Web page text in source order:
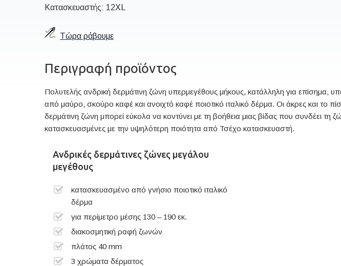
Κατασκευαστής: 12XL
Τώρα ράβουμε
Περιγραφή προϊόντος
Πολυτελής ανδρική δερμάτινη ζώνη υπερμεγέθους μήκους, κατάλληλη για επίσημα,
από μαύρο, σκούρο καφέ και ανοιχτό καφέ ποιοτικό ιταλικό δέρμα. Οι άκρες και το
δερμάτινη ζώνη μπορεί εύκολα να κοντύνει με τη βοήθεια μιας βίδας που συνδέει τη
κατασκευασμένες με την υψηλότερη ποιότητα από Τσέχο κατασκευαστή.
Ανδρικές δερμάτινες ζώνες μεγάλου
μεγέθους
κατασκευασμένο από γνήσιο ποιοτικό ιταλικό
δέρμα
για περίμετρο μέσης 130 – 190 εκ.
διακοσμητική ραφή ζωνών
πλάτος 40 mm
3 χρώματα δέρματος